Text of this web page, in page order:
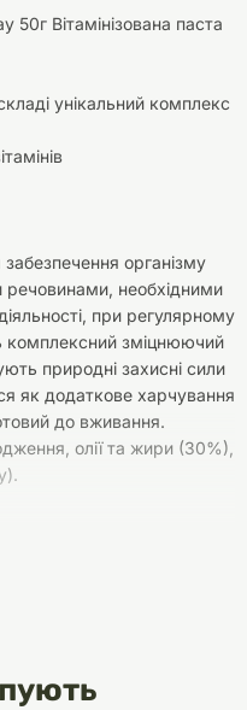
Вітамінізована паста
унікальний комплекс
організму
речовинами, необхідними
при регулярному
комплексний зміцнюючий
природні захисні сили
як додаткове харчування
до вживання.
олії та жири (30%),